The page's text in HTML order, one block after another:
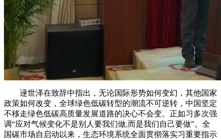
逯世泽在致辞中指出，无论国际形势如何变幻，其他国家
政策如何改变，全球绿色低碳转型的潮流不可逆转，中国坚定
不移走绿色低碳高质量发展道路的决心不会变。正如习多次强
调“应对气候变化不是别人要我们做,而是我们自己要做”。全
国碳市场自启动以来，生态环境系统全面贯彻落实习重要指示